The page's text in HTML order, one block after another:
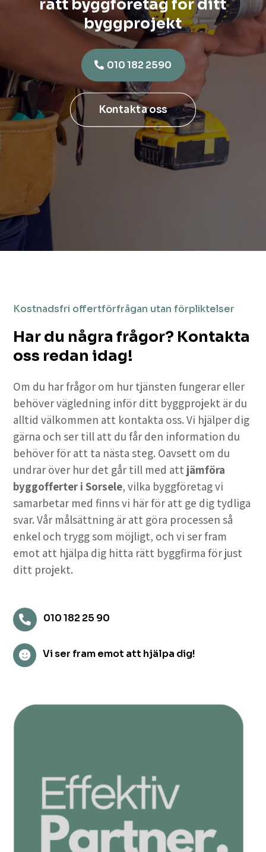
rätt byggföretag för ditt
byggprojekt
010 182 2590
Kontakta oss
Kostnadsfri offertförfrågan utan förpliktelser
Har du några frågor? Kontakta
oss redan idag!
Om du har frågor om hur tjänsten fungerar eller
behöver vägledning inför ditt byggprojekt är du
alltid välkommen att kontakta oss. Vi hjälper dig
gärna och ser till att du får den information du
behöver för att ta nästa steg. Oavsett om du
undrar över hur det går till med att jämföra
byggofferter i Sorsele, vilka byggföretag vi
samarbetar med finns vi här för att ge dig tydliga
svar. Vår målsättning är att göra processen så
enkel och trygg som möjligt, och vi ser fram
emot att hjälpa dig hitta rätt byggfirma för just
ditt projekt.
 010 182 25 90
 Vi ser fram emot att hjälpa dig!